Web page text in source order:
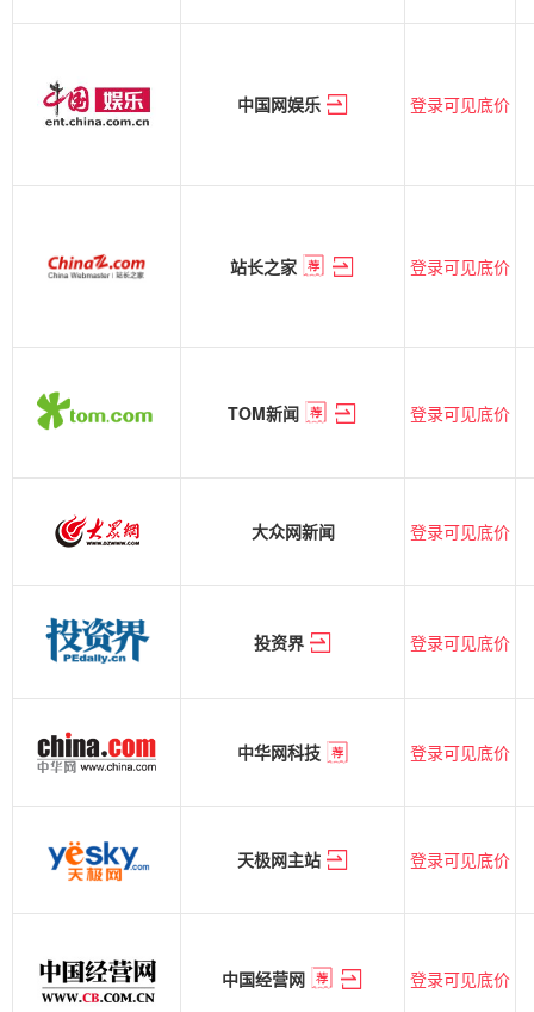
中国网娱乐 登录可见底价
站长之家 登录可见底价
TOM新闻 登录可见底价
大众网新闻 登录可见底价
投资界 登录可见底价
中华网科技 登录可见底价
天极网主站 登录可见底价
中国经营网 登录可见底价